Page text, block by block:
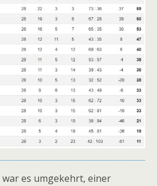
war es umgekehrt, einer